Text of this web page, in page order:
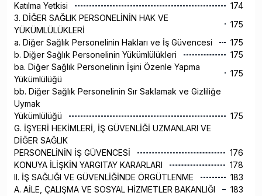
Katılma Yetkisi
174
3. DİĞER SAĞLIK PERSONELİNİN HAK VE
YÜKÜMLÜLÜKLERİ
175
a. Diğer Sağlık Personelinin Hakları ve İş Güvencesi
175
b. Diğer Sağlık Personelinin Yükümlülükleri
175
ba. Diğer Sağlık Personelinin İşini Özenle Yapma
Yükümlülüğü
175
bb. Diğer Sağlık Personelinin Sır Saklamak ve Gizliliğe
Uymak
Yükümlülüğü
175
G. İŞYERİ HEKİMLERİ, İŞ GÜVENLİĞİ UZMANLARI VE
DİĞER SAĞLIK
PERSONELİNİN İŞ GÜVENCESİ
176
KONUYA İLİŞKİN YARGITAY KARARLARI
178
II. İŞ SAĞLIĞI VE GÜVENLİĞİNDE ÖRGÜTLENME
183
A. AİLE, ÇALIŞMA VE SOSYAL HİZMETLER BAKANLIĞI
183